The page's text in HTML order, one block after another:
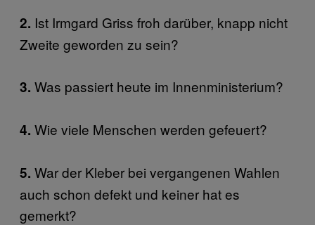
2. Ist Irmgard Griss froh darüber, knapp nicht
Zweite geworden zu sein?
3. Was passiert heute im Innenministerium?
4. Wie viele Menschen werden gefeuert?
5. War der Kleber bei vergangenen Wahlen
auch schon defekt und keiner hat es
gemerkt?